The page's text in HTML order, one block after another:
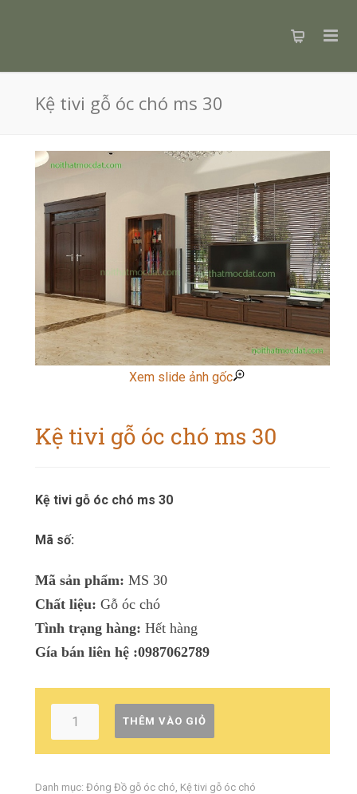
Kệ tivi gỗ óc chó ms 30
Xem slide ảnh gốc
Kệ tivi gỗ óc chó ms 30
Kệ tivi gỗ óc chó ms 30
Mã số:
Mã sản phẩm: MS 30
Chất liệu: Gỗ óc chó
Tình trạng hàng: Hết hàng
Gía bán liên hệ :0987062789
THÊM VÀO GIỎ
Danh mục: Đóng Đồ gỗ óc chó, Kệ tivi gỗ óc chó